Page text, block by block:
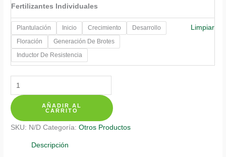
precios:
desde
$ 12.350
hasta
$ 20.350
Fertilizantes Individuales
Plantulación Inicio Crecimiento
Desarrollo
Floración
Generación De Brotes
Inductor De Resistencia
Limpiar
Fertilizantes
Individuales
Para
Botón
De
AÑADIR AL
CARRITO
SKU: N/D Categoría:Otros Productos
Descripción